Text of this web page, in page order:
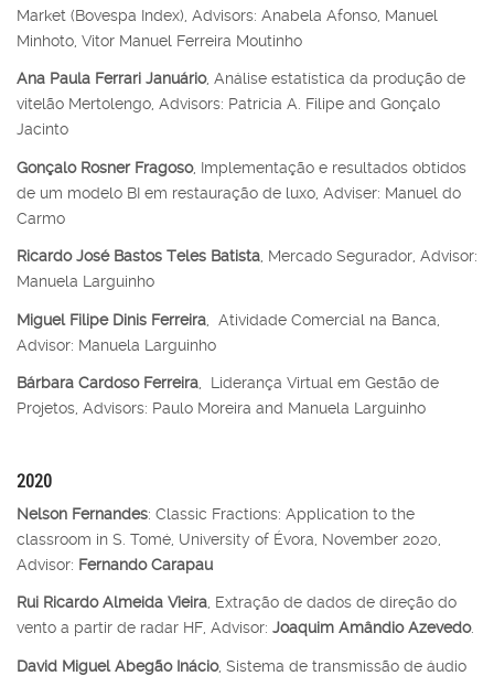
Market (Bovespa Index), Advisors: Anabela Afonso, Manuel
Minhoto, Vitor Manuel Ferreira Moutinho
Ana Paula Ferrari Januário, Análise estatística da produção de
vitelão Mertolengo, Advisors: Patrícia A. Filipe and Gonçalo
Jacinto
Gonçalo Rosner Fragoso, Implementação e resultados obtidos
de um modelo BI em restauração de luxo, Adviser: Manuel do
Carmo
Ricardo José Bastos Teles Batista, Mercado Segurador, Advisor:
Manuela Larguinho
Miguel Filipe Dinis Ferreira , Atividade Comercial na Banca,
Advisor: Manuela Larguinho
Bárbara Cardoso Ferreira, Liderança Virtual em Gestão de
Projetos, Advisors: Paulo Moreira and Manuela Larguinho
2020
Nelson Fernandes: Classic Fractions: Application to the
classroom in S. Tomé, University of Évora, November 2020,
Advisor: Fernando Carapau
Rui Ricardo Almeida Vieira , Extração de dados de direção do
vento a partir de radar HF, Advisor: Joaquim Amândio Azevedo.
David Miguel Abegão Inácio, Sistema de transmissão de áudio